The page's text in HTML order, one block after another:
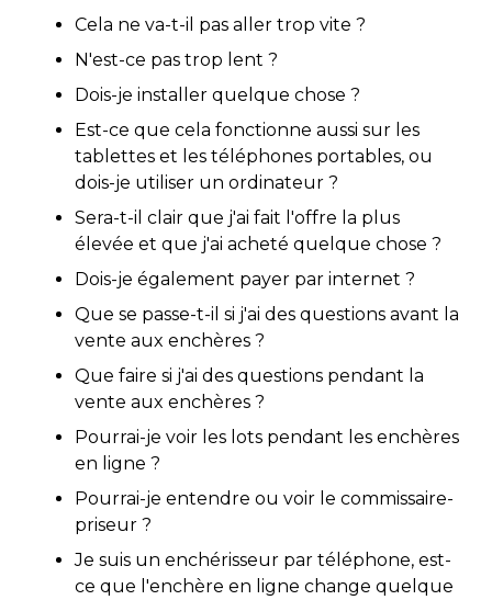
Cela ne va-t-il pas aller trop vite ?
N'est-ce pas trop lent ?
Dois-je installer quelque chose ?
Est-ce que cela fonctionne aussi sur les
tablettes et les téléphones portables, ou
dois-je utiliser un ordinateur ?
Sera-t-il clair que j'ai fait l'offre la plus
élevée et que j'ai acheté quelque chose ?
Dois-je également payer par internet ?
Que se passe-t-il si j'ai des questions avant la
vente aux enchères ?
Que faire si j'ai des questions pendant la
vente aux enchères ?
Pourrai-je voir les lots pendant les enchères
en ligne ?
Pourrai-je entendre ou voir le commissaire-
priseur ?
Je suis un enchérisseur par téléphone, est-
ce que l'enchère en ligne change quelque